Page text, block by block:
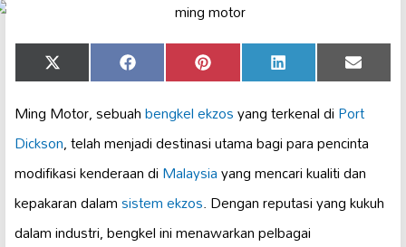
Share
on
X
(Twitter)
Share
on
Facebook Share
on
Pinterest Share
on
LinkedIn Share
on
Email
Ming Motor, sebuahbengkel ekzosyang terkenal diPort
Dickson, telah menjadi destinasi utama bagi para pencinta
modifikasi kenderaan diMalaysiayang mencari kualiti dan
kepakaran dalamsistem ekzos. Dengan reputasi yang kukuh
dalam industri, bengkel ini menawarkan pelbagai